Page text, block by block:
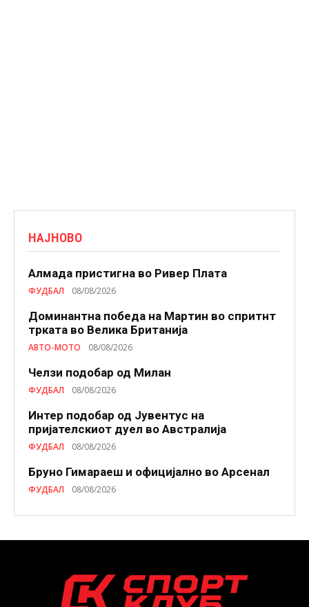
НАЈНОВО
Алмада пристигна во Ривер Плата
ФУДБАЛ 08/08/2026
Доминантна победа на Мартин во спритнт
трката во Велика Британија
АВТО-МОТО 08/08/2026
Челзи подобaр од Милан
ФУДБАЛ 08/08/2026
Интер подобар од Јувентус на
пријателскиот дуел во Австралија
ФУДБАЛ 08/08/2026
Бруно Гимараеш и официјално во Арсенал
ФУДБАЛ 08/08/2026